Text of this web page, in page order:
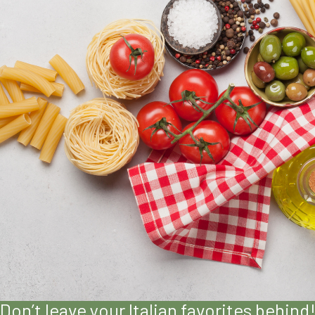
Don’t leave your Italian favorites behind!